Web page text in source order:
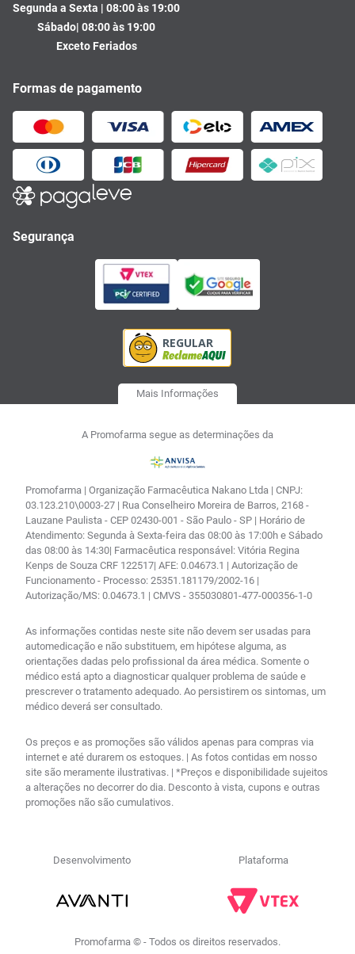
Segunda a Sexta | 08:00 às 19:00
Sábado| 08:00 às 19:00
Exceto Feriados
Formas de pagamento
Segurança
Mais Informações
A Promofarma segue as determinações da
Promofarma | Organização Farmacêutica Nakano Ltda | CNPJ:
03.123.210\0003-27 | Rua Conselheiro Moreira de Barros, 2168 -
Lauzane Paulista - CEP 02430-001 - São Paulo - SP | Horário de
Atendimento: Segunda à Sexta-feira das 08:00 às 17:00h e Sábado
das 08:00 às 14:30| Farmacêutica responsável: Vitória Regina
Kenps de Souza CRF 122517| AFE: 0.04673.1 | Autorização de
Funcionamento - Processo: 25351.181179/2002-16 |
Autorização/MS: 0.04673.1 | CMVS - 355030801-477-000356-1-0
As informações contidas neste site não devem ser usadas para
automedicação e não substituem, em hipótese alguma, as
orientações dadas pelo profissional da área médica. Somente o
médico está apto a diagnosticar qualquer problema de saúde e
prescrever o tratamento adequado. Ao persistirem os sintomas, um
médico deverá ser consultado.
Os preços e as promoções são válidos apenas para compras via
internet e até durarem os estoques. | As fotos contidas em nosso
site são meramente ilustrativas. | *Preços e disponibilidade sujeitos
a alterações no decorrer do dia. Desconto à vista, cupons e outras
promoções não são cumulativos.
Desenvolvimento Plataforma
Promofarma © - Todos os direitos reservados.